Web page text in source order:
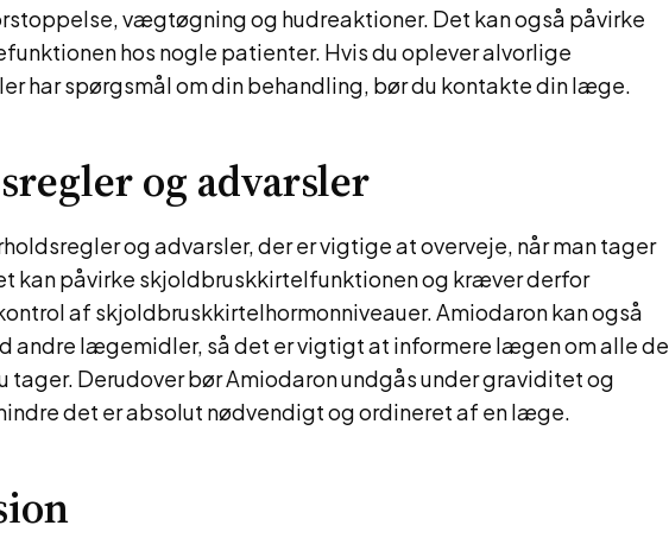
vægtøgning og hudreaktioner. Det kan også påvirke
hos nogle patienter. Hvis du oplever alvorlige
har spørgsmål om din behandling, bør du kontakte din læge.
og advarsler
og advarsler, der er vigtige at overveje, når man tager
kan påvirke skjoldbruskkirtelfunktionen og kræver derfor
af skjoldbruskkirtelhormonniveauer. Amiodaron kan også
andre lægemidler, så det er vigtigt at informere lægen om alle de
Derudover bør Amiodaron undgås under graviditet og
det er absolut nødvendigt og ordineret af en læge.